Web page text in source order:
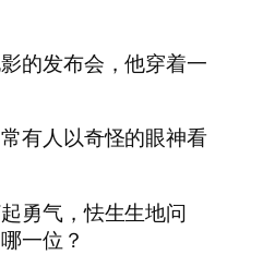
的发布会，他穿着一
有人以奇怪的眼神看
勇气，怯生生地问
一位？